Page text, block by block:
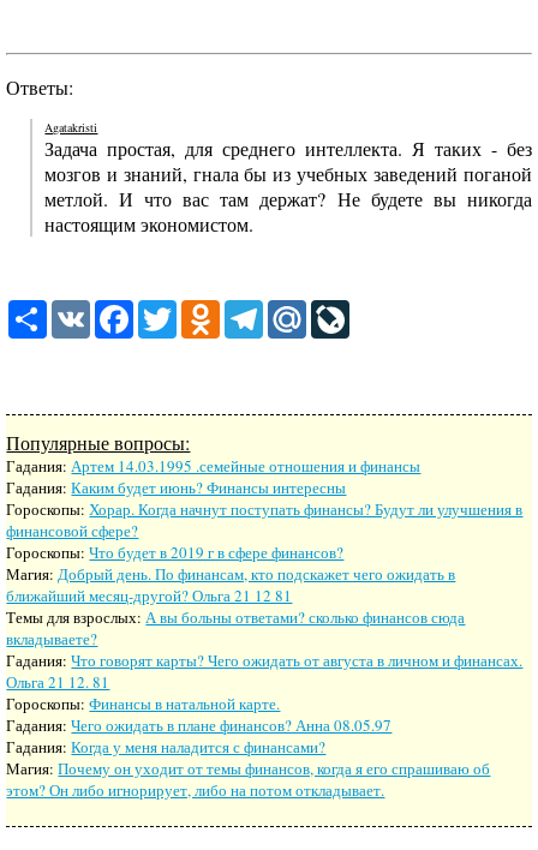
Ответы:
Agatakristi
Задача простая, для среднего интеллекта. Я таких - без
мозгов и знаний, гнала бы из учебных заведений поганой
метлой. И что вас там держат? Не будете вы никогда
настоящим экономистом.
ShareVK FacebookTwitterOdnoklassniki
TelegramMail.Ru
Популярные вопросы:
Гадания:Артем 14.03.1995 .семейные отношения и финансы
Гадания:Каким будет июнь? Финансы интересны
Гороскопы:Хорар. Когда начнут поступать финансы? Будут ли улучшения в
финансовой сфере?
Гороскопы:Что будет в 2019 г в сфере финансов?
Магия:Добрый день. По финансам, кто подскажет чего ожидать в
ближайший месяц-другой? Ольга 21 12 81
Темы для взрослых:А вы больны ответами? сколько финансов сюда
вкладываете?
Гадания:Что говорят карты? Чего ожидать от августа в личном и финансах.
Ольга 21 12. 81
Гороскопы:Финансы в натальной карте.
Гадания:Чего ожидать в плане финансов? Анна 08.05.97
Гадания:Когда у меня наладится с финансами?
Магия:Почему он уходит от темы финансов, когда я его спрашиваю об
этом? Он либо игнорирует, либо на потом откладывает.